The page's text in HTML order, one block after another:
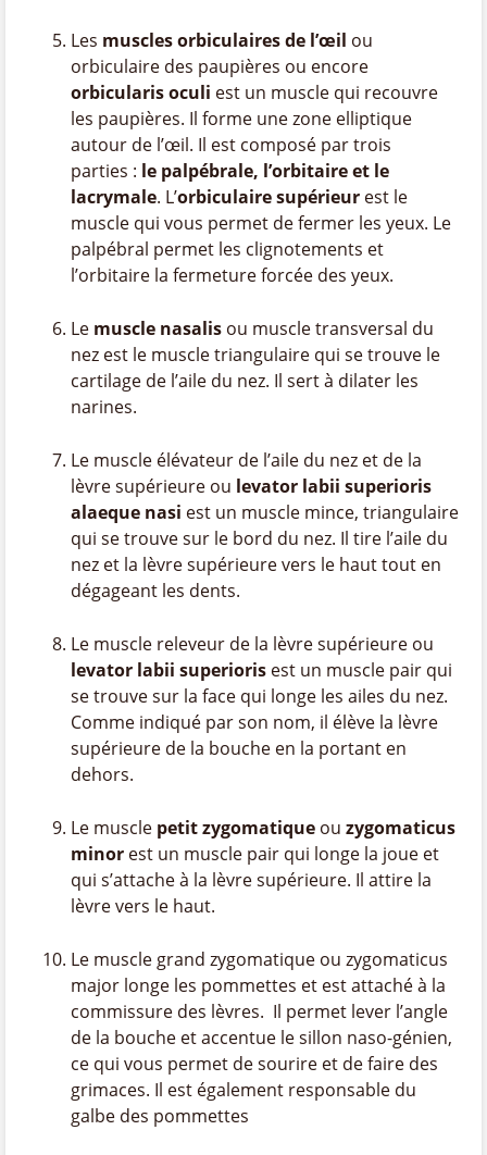
Les muscles orbiculaires de l’œil ou
orbiculaire des paupières ou encore
orbicularisoculi est un muscle qui recouvre
les paupières. Il forme une zone elliptique
autour de l’œil. Il est composé par trois
parties : le palpébrale, l’orbitaire et le
lacrymale. L’orbiculaire supérieur est le
muscle qui vous permet de fermer les yeux. Le
palpébral permet les clignotements et
l’orbitaire la fermeture forcée des yeux.
Le muscle nasalis ou muscle transversal du
nez est le muscle triangulaire qui se trouve le
cartilage de l’aile du nez. Il sert à dilater les
narines.
Le muscle élévateur de l’aile du nez et de la
lèvre supérieure ou levator labii superioris
alaeque nasi est un muscle mince, triangulaire
qui se trouve sur le bord du nez. Il tire l’aile du
nez et la lèvre supérieure vers le haut tout en
dégageant les dents.
Le muscle releveur de la lèvre supérieure ou
levator labii superioris est un muscle pair qui
se trouve sur la face qui longe les ailes du nez.
Comme indiqué par son nom, il élève la lèvre
supérieure de la bouche en la portant en
dehors.
Le muscle petit zygomatique ou zygomaticus
minor est un muscle pair qui longe la joue et
qui s’attache à la lèvre supérieure. Il attire la
lèvre vers le haut.
Le muscle grand zygomatique ou zygomaticus
major longe les pommettes et est attaché à la
commissure des lèvres. Il permet lever l’angle
de la bouche et accentue le sillon naso-génien,
ce qui vous permet de sourire et de faire des
grimaces. Il est également responsable du
galbe des pommettes